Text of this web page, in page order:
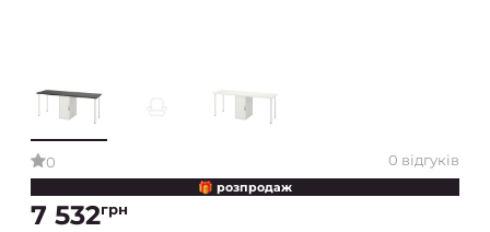
0 0 відгуків
🎁 розпродаж
7 532грн